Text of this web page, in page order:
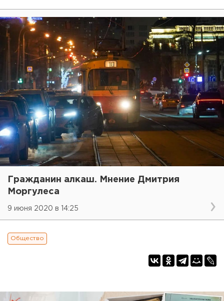
Гражданин алкаш. Мнение Дмитрия
Моргулеса
9 июня 2020 в 14:25
Общество